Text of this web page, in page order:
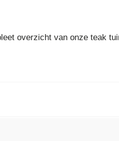
overzicht van onze teak